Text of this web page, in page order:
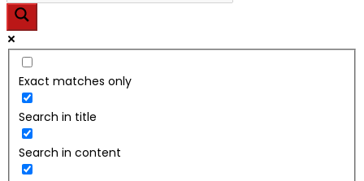
Exact matches only
Search in title
Search in content